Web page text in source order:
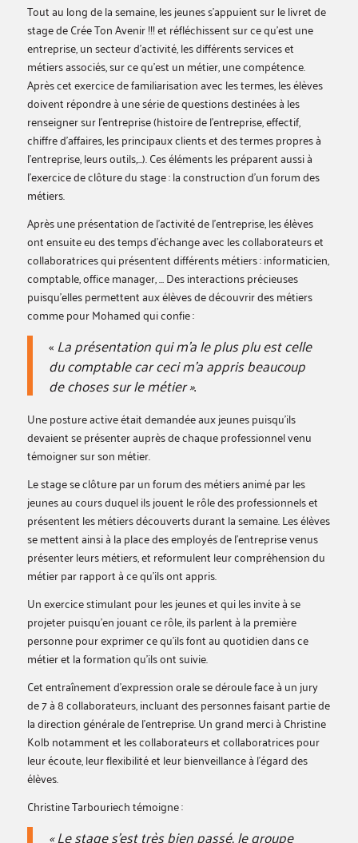
Tout au long de la semaine, les jeunes s’appuient sur le livret de
stage de Crée Ton Avenir !!! et réfléchissent sur ce qu’est une
entreprise, un secteur d’activité, les différents services et
métiers associés, sur ce qu’est un métier, une compétence.
Après cet exercice de familiarisation avec les termes, les élèves
doivent répondre à une série de questions destinées à les
renseigner sur l’entreprise (histoire de l’entreprise, effectif,
chiffre d’affaires, les principaux clients et des termes propres à
l’entreprise, leurs outils,…). Ces éléments les préparent aussi à
l’exercice de clôture du stage : la construction d’un forum des
métiers.
Après une présentation de l’activité de l’entreprise, les élèves
ont ensuite eu des temps d’échange avec les collaborateurs et
collaboratrices qui présentent différents métiers : informaticien,
comptable, office manager, … Des interactions précieuses
puisqu’elles permettent aux élèves de découvrir des métiers
comme pour Mohamed qui confie :
«La présentation qui m’a le plus plu est celle
du comptable car ceci m’a appris beaucoup
de choses sur le métier ».
Une posture active était demandée aux jeunes puisqu’ils
devaient se présenter auprès de chaque professionnel venu
témoigner sur son métier.
Le stage se clôture par un forum des métiers animé par les
jeunes au cours duquel ils jouent le rôle des professionnels et
présentent les métiers découverts durant la semaine. Les élèves
se mettent ainsi à la place des employés de l’entreprise venus
présenter leurs métiers, et reformulent leur compréhension du
métier par rapport à ce qu’ils ont appris.
Un exercice stimulant pour les jeunes et qui les invite à se
projeter puisqu’en jouant ce rôle, ils parlent à la première
personne pour exprimer ce qu’ils font au quotidien dans ce
métier et la formation qu’ils ont suivie.
Cet entraînement d’expression orale se déroule face à un jury
de 7 à 8 collaborateurs, incluant des personnes faisant partie de
la direction générale de l’entreprise. Un grand merci à Christine
Kolb notamment et les collaborateurs et collaboratrices pour
leur écoute, leur flexibilité et leur bienveillance à l’égard des
élèves.
Christine Tarbouriech témoigne :
« Le stage s’est très bien passé, le groupe